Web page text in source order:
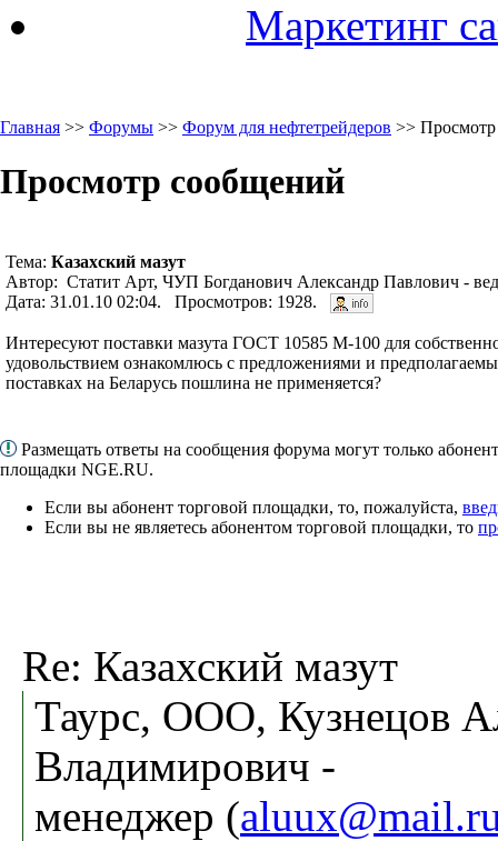
Маркетинг
Главная >> Форумы >> Форум для нефтетрейдеров >>
Просмотр сообщений
Тема: Казахский мазут
Автор: Статит Арт, ЧУП Богданович Александр Павлович -
Дата: 31.01.10 02:04. Просмотров: 1928.
Интересуют поставки мазута ГОСТ 10585 М-100 для
удовольствием ознакомлюсь с предложениями и
поставках на Беларусь пошлина не применяется?
Размещать ответы на сообщения форума могут только
площадки NGE.RU.
Если вы абонент торговой площадки, то, пожалуйста,
Если вы не являетесь абонентом торговой площадки, то
Re: Казахский мазут
Таурс, ООО, Кузнецов
Владимирович -
менеджер (